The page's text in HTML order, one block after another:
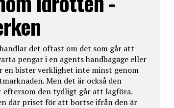
handlar det oftast om det som går att
pengar i en agents handbagage eller
bister verklighet inte minst genom
Men det är också den
den tydligt går att lagföra.
där priset för att bortse ifrån den är